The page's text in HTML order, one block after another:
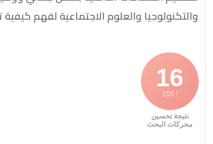
والتكنولوجيا والعلوم الاجتماعية لفهم كيفية
16
/ 100
نتيجة تحسين
محركات البحث